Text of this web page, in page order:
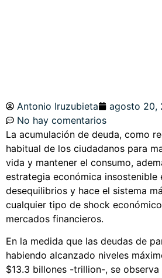
Antonio Iruzubieta agosto 20,
No hay comentarios
La acumulación de deuda, como
habitual de los ciudadanos para
vida y mantener el consumo,
estrategia económica insostenible
desequilibrios y hace el sistema
cualquier tipo de shock
mercados financieros.
En la medida que las deudas de
habiendo alcanzado niveles
$13.3 billones -trillion-, se